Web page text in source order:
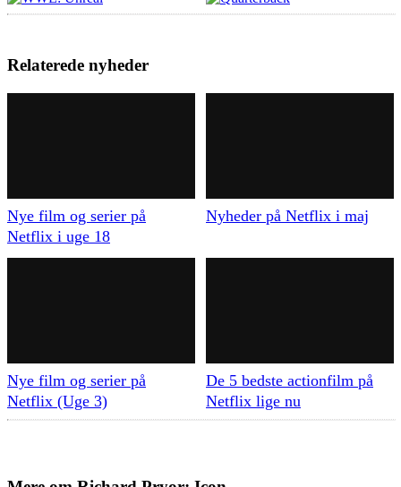
Relaterede nyheder
Nye film og serier på
Netflix i uge 18
Nyheder på Netflix i maj
Nye film og serier på
Netflix (Uge 3)
De 5 bedste actionfilm på
Netflix lige nu